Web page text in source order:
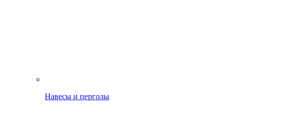
Навесы и перголы